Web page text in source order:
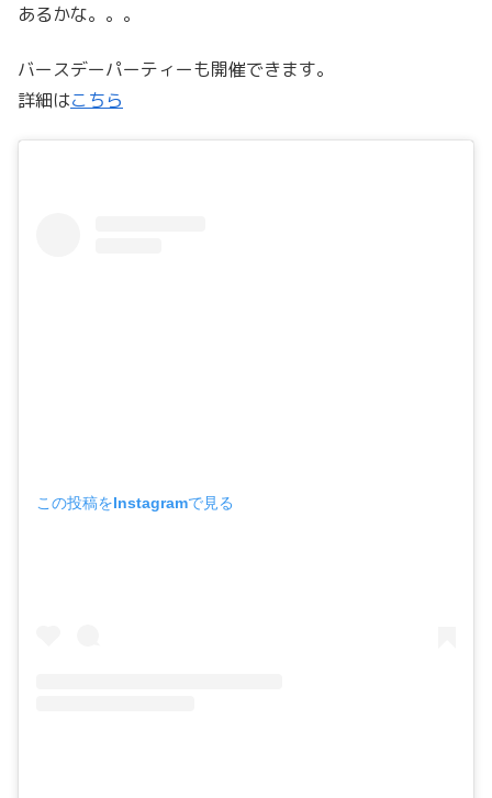
あるかな。。。
バースデーパーティーも開催できます。
詳細はこちら
この投稿をInstagramで見る